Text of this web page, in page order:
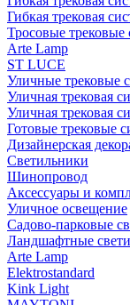
Гибкая трековая
Тросовые трековые
Arte Lamp
ST LUCE
Уличные трековые
Уличная трековая
Уличная трековая
Готовые трековые
Дизайнерская
Светильники
Шинопровод
Аксессуары и
Уличное освещение
Садово-парковые
Ландшафтные
Arte Lamp
Elektrostandard
Kink Light